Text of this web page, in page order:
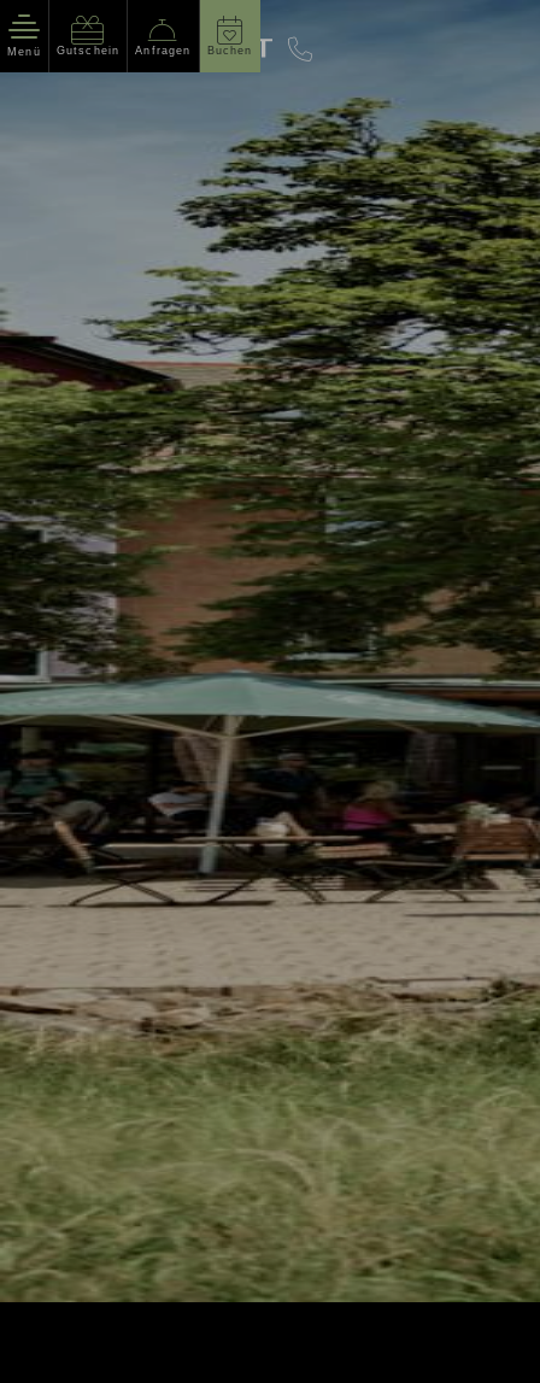
Buchen
Anfragen
Gutschein
Menü